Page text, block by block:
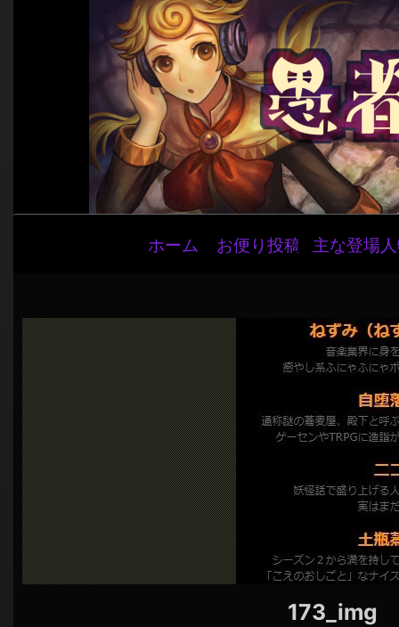
ビ
ゲ
ー
シ
ョ
ン
ホーム お便り投稿 主な登場
173_img